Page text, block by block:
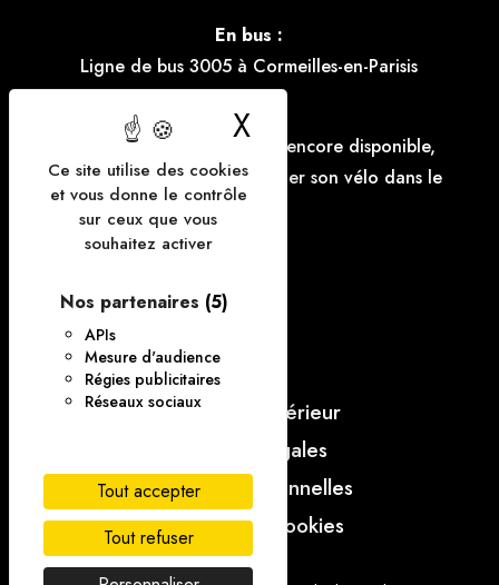
Ce site utilise des cookies
et vous donne le contrôle
sur ceux que vous
souhaitez activer
Nos partenaires (5)
APIs
Mesure d'audience
Régies publicitaires
Réseaux sociaux
Tout accepter
Tout refuser
X Masquer le
En bus :
Ligne de bus 3005 à Cormeilles-en-Parisis
Vélo :
Le parking à vélo n'est pas encore disponible,
mais il est possible d'accrocher son vélo dans le
parking.
Règlement intérieur
Mentions légales
Données personnelles
Gestion des cookies